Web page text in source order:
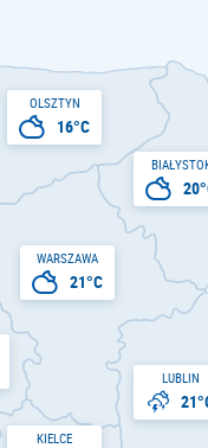
KIELCE
LUBLIN
OLSZTYN
16°C
WARSZAWA
21°C